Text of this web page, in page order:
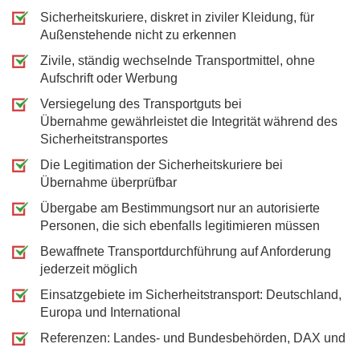
Sicherheitskuriere, diskret in ziviler Kleidung, für
Außenstehende nicht zu erkennen
Zivile, ständig wechselnde Transportmittel, ohne
Aufschrift oder Werbung
Versiegelung des Transportguts bei
Übernahme gewährleistet die Integrität während des
Sicherheitstransportes
Die Legitimation der Sicherheitskuriere bei
Übernahme überprüfbar
Übergabe am Bestimmungsort nur an autorisierte
Personen, die sich ebenfalls legitimieren müssen
Bewaffnete Transportdurchführung auf Anforderung
jederzeit möglich
Einsatzgebiete im Sicherheitstransport: Deutschland,
Europa und International
Referenzen: Landes- und Bundesbehörden, DAX und